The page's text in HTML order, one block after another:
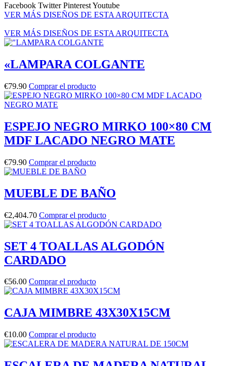
Facebook Twitter PinterestYoutube
VER MÁS DISEÑOS DE ESTA ARQUITECTA
VER MÁS DISEÑOS DE ESTA ARQUITECTA
«LAMPARA COLGANTE
€79.90 Comprar el producto
ESPEJO NEGRO MIRKO 100×80 CM
MDF LACADO NEGRO MATE
€79.90 Comprar el producto
MUEBLE DE BAÑO
€2,404.70 Comprar el producto
SET 4 TOALLAS ALGODÓN
CARDADO
€56.00 Comprar el producto
CAJA MIMBRE 43X30X15CM
€10.00 Comprar el producto